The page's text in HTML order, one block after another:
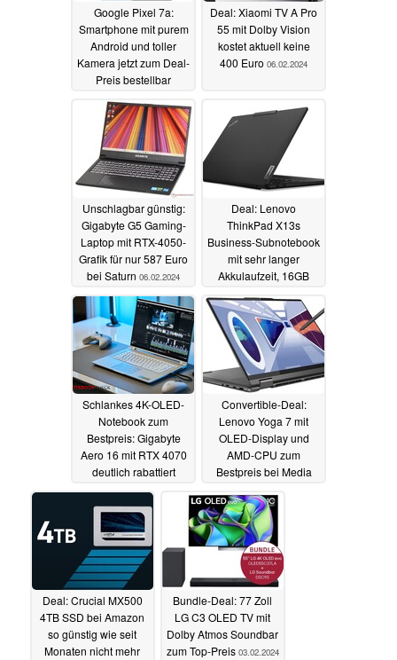
Google Pixel 7a:
Smartphone mit purem
Android und toller
Kamera jetzt zum Deal-
Preis bestellbar
Deal: Xiaomi TV A Pro
55 mit Dolby Vision
kostet aktuell keine
400 Euro 06.02.2024
Unschlagbar günstig:
Gigabyte G5 Gaming-
Laptop mit RTX-4050-
Grafik für nur 587 Euro
bei Saturn 06.02.2024
Deal: Lenovo
ThinkPad X13s
Business-Subnotebook
mit sehr langer
Akkulaufzeit, 16GB
halben Preis06.02.2024
Schlankes 4K-OLED-
Notebook zum
Bestpreis: Gigabyte
Aero 16 mit RTX 4070
deutlich rabattiert
05.02.2024
Convertible-Deal:
Lenovo Yoga 7 mit
OLED-Display und
AMD-CPU zum
Bestpreis bei Media
05.02.2024
Deal: Crucial MX500
4TB SSD bei Amazon
so günstig wie seit
Monaten nicht mehr
Bundle-Deal: 77 Zoll
LG C3 OLED TV mit
Dolby Atmos Soundbar
zum Top-Preis 03.02.2024